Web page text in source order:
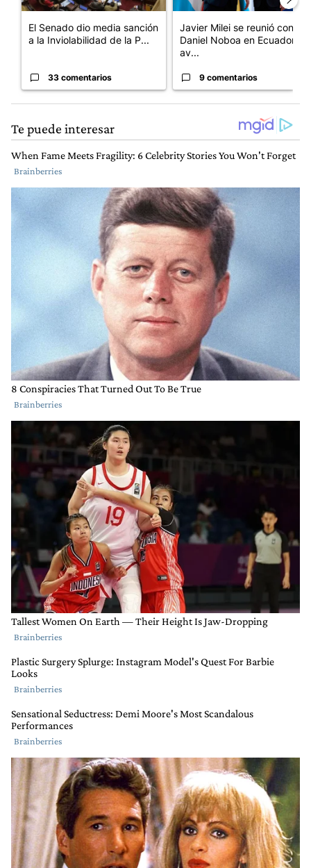
El Senado dio media sanción
a la Inviolabilidad de la P...
33 comentarios
Javier Milei se reunió con
Daniel Noboa en Ecuador y
av...
9 comentarios